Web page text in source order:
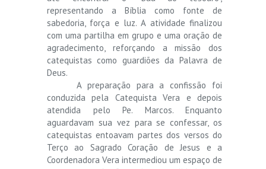
representando a Bíblia como fonte de
sabedoria, força e luz. A atividade finalizou
com uma partilha em grupo e uma oração de
agradecimento, reforçando a missão dos
catequistas como guardiões da Palavra de
Deus.
A preparação para a confissão foi
conduzida pela Catequista Vera e depois
atendida pelo Pe. Marcos. Enquanto
aguardavam sua vez para se confessar, os
catequistas entoavam partes dos versos do
Terço ao Sagrado Coração de Jesus e a
Coordenadora Vera intermediou um espaço de